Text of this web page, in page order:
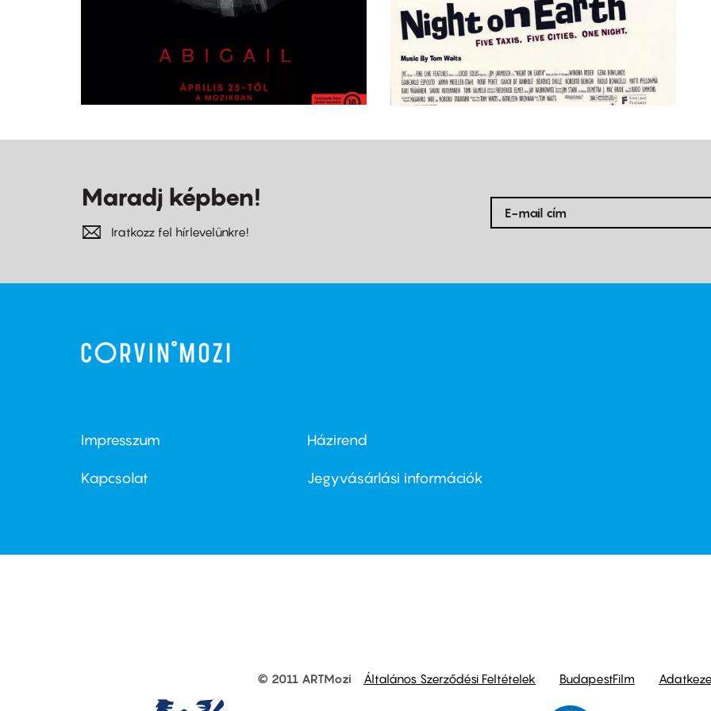
Maradj képben!
Iratkozz fel hírlevelünkre!
Footer
menu
Impresszum
Kapcsolat
Footer
menu
Házirend
Jegyvásárlási információk
© 2011 ARTMozi Általános Szerződési Feltételek BudapestFilm